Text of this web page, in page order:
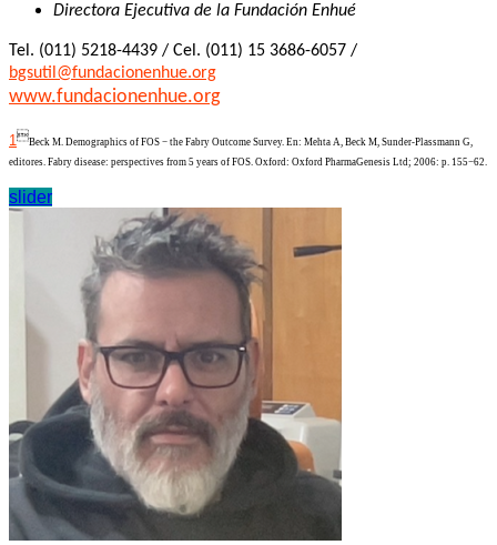
Directora Ejecutiva de la Fundación Enhué
Tel. (011) 5218-4439 / Cel. (011) 15 3686-6057 /
bgsutil@fundacionenhue.org
www.fundacionenhue.org
1
Beck M. Demographics of FOS − the Fabry Outcome Survey. En: Mehta A, Beck M, Sunder-Plassmann G,
editores. Fabry disease: perspectives from 5 years of FOS. Oxford: Oxford PharmaGenesis Ltd; 2006: p. 155−62.
slider